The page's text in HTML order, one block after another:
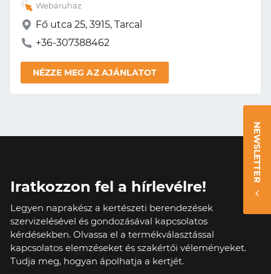
Webáruház
Fő utca 25, 3915, Tarcal
+36-307388462
NÉZZE MEG AZ AJÁNLATOT
NEWSLETTER
Iratkozzon fel a hírlevélre!
Legyen naprakész a kertészeti berendezések
szervizelésével és gondozásával kapcsolatos
kérdésekben. Olvassa el a termékválasztással
kapcsolatos elemzéseket és szakértői véleményeket.
Tudja meg, hogyan ápolhatja a kertjét.